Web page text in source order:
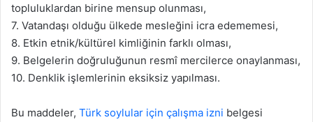
topluluklardan birine mensup olunması,
7. Vatandaşı olduğu ülkede mesleğini icra edememesi,
8. Etkin etnik/kültürel kimliğinin farklı olması,
9. Belgelerin doğruluğunun resmî mercilerce onaylanması,
10. Denklik işlemlerinin eksiksiz yapılması.
Bu maddeler, Türk soylular için çalışma izni belgesi